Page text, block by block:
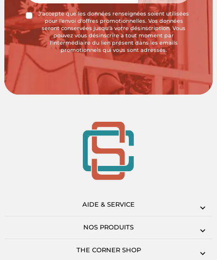
J'accepte que les données renseignées soient utilisées
pour l'envoi d'offres promotionnelles. Vos données
seront conservées jusqu'à votre désinscription. Vous
pouvez vous désinscrire à tout moment par
l'intermédiaire du lien présent dans les emails
promotionnels qui vous sont adressés.
AIDE & SERVICE
NOS PRODUITS
THE CORNER SHOP